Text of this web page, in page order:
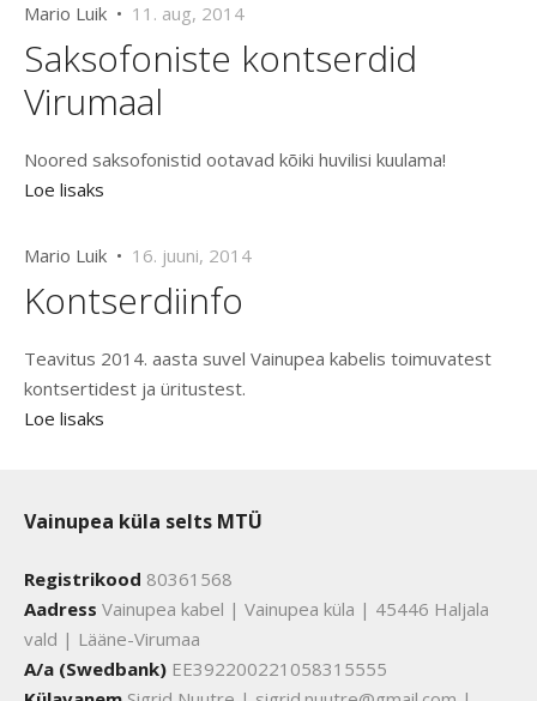
Mario Luik • 11. aug, 2014
Saksofoniste kontserdid
Virumaal
Noored saksofonistid ootavad kõiki huvilisi kuulama!
Loe lisaks
Mario Luik • 16. juuni, 2014
Kontserdiinfo
Teavitus 2014. aasta suvel Vainupea kabelis toimuvatest
kontsertidest ja üritustest.
Loe lisaks
Vainupea küla selts MTÜ
Registrikood 80361568
Aadress Vainupea kabel | Vainupea küla | 45446 Haljala
vald | Lääne-Virumaa
A/a (Swedbank) EE392200221058315555